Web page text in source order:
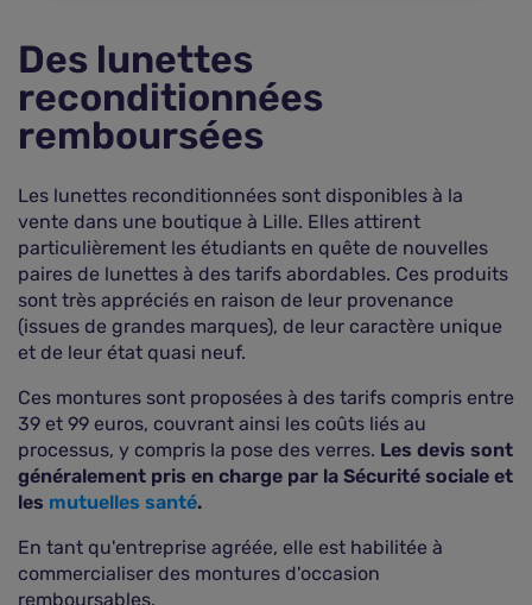
Des lunettes
reconditionnées
remboursées
Les lunettes reconditionnées sont disponibles à la
vente dans une boutique à Lille. Elles attirent
particulièrement les étudiants en quête de nouvelles
paires de lunettes à des tarifs abordables. Ces produits
sont très appréciés en raison de leur provenance
(issues de grandes marques), de leur caractère unique
et de leur état quasi neuf.
Ces montures sont proposées à des tarifs compris entre
39 et 99 euros, couvrant ainsi les coûts liés au
processus, y compris la pose des verres. Les devis sont
généralement pris en charge par la Sécurité sociale et
les mutuelles santé.
En tant qu'entreprise agréée, elle est habilitée à
commercialiser des montures d'occasion
remboursables.